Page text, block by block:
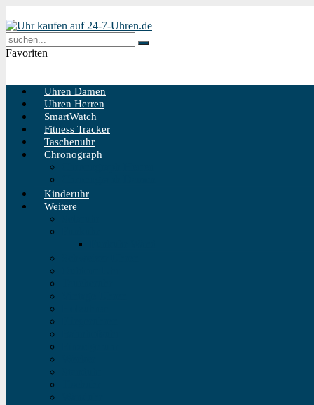
Favoriten
Uhren Damen
Uhren Herren
SmartWatch
Fitness Tracker
Taschenuhr
Chronograph
Kinderuhr
Weitere